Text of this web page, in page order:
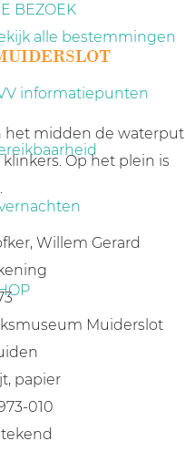
BEZOEK
alle bestemmingen
informatiepunten
het midden de waterput
Op het plein is
Willem Gerard
Muiderslot
papier
010